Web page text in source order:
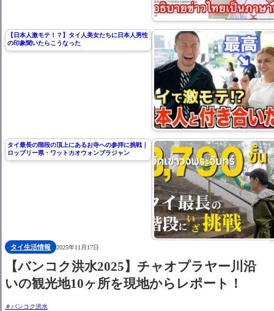
【日本人激モテ！？】タイ人美女たちに日本人男性
の印象聞いたらこうなった
タイ最長の階段の頂上にあるお寺への参拝に挑戦｜
ロッブリー県・ワットカオウォンプラジャン
タイ生活情報 2025年11月17日
【バンコク洪水2025】チャオプラヤー川沿
いの観光地10ヶ所を現地からレポート！
バンコク洪水